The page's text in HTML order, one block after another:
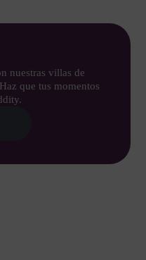
nuestras villas de
que tus momentos